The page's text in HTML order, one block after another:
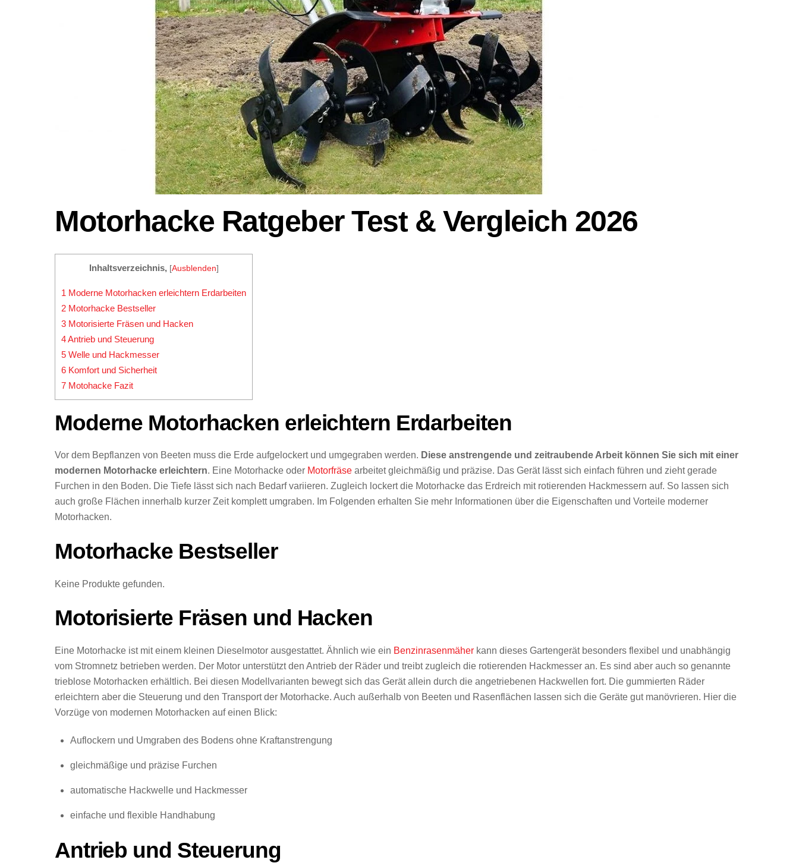
Motorhacke Ratgeber Test & Vergleich 2026
Inhaltsverzeichnis, [Ausblenden]
1 Moderne Motorhacken erleichtern Erdarbeiten
2 Motorhacke Bestseller
3 Motorisierte Fräsen und Hacken
4Antrieb und Steuerung
5 Welle und Hackmesser
6 Komfort und Sicherheit
7 Motohacke Fazit
Moderne Motorhacken erleichtern Erdarbeiten
Vor dem Bepflanzen von Beeten muss die Erde aufgelockert und umgegraben werden. Diese anstrengende und zeitraubende Arbeit können Sie sich mit einer
modernen Motorhacke erleichtern. Eine Motorhacke oder Motorfräse arbeitet gleichmäßig und präzise. Das Gerät lässt sich einfach führen und zieht gerade
Furchen in den Boden. Die Tiefe lässt sich nach Bedarf variieren. Zugleich lockert die Motorhacke das Erdreich mit rotierenden Hackmessern auf. So lassen sich
auch große Flächen innerhalb kurzer Zeit komplett umgraben. Im Folgenden erhalten Sie mehr Informationen über die Eigenschaften und Vorteile moderner
Motorhacken.
Motorhacke Bestseller
Keine Produkte gefunden.
Motorisierte Fräsen und Hacken
Eine Motorhacke ist mit einem kleinen Dieselmotor ausgestattet. Ähnlich wie ein Benzinrasenmäher kann dieses Gartengerät besonders flexibel und unabhängig
vom Stromnetz betrieben werden. Der Motor unterstützt den Antrieb der Räder und treibt zugleich die rotierenden Hackmesser an. Es sind aber auch so genannte
trieblose Motorhacken erhältlich. Bei diesen Modellvarianten bewegt sich das Gerät allein durch die angetriebenen Hackwellen fort. Die gummierten Räder
erleichtern aber die Steuerung und den Transport der Motorhacke. Auch außerhalb von Beeten und Rasenflächen lassen sich die Geräte gut manövrieren. Hier die
Vorzüge von modernen Motorhacken auf einen Blick:
Auflockern und Umgraben des Bodens ohne Kraftanstrengung
gleichmäßige und präzise Furchen
automatische Hackwelle und Hackmesser
einfache und flexible Handhabung
Antrieb und Steuerung